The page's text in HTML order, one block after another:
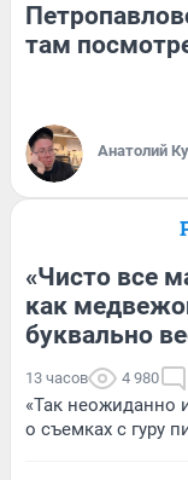
там
Анатолий
«Чисто все
как
буквально
13 часов 4 980
«Так неожиданно
о съемках с гуру